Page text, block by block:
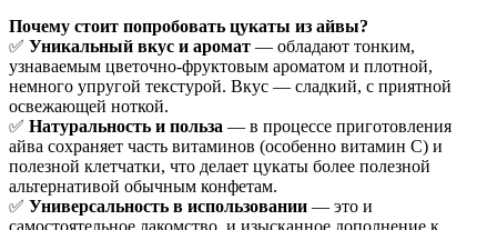
Почему стоит попробовать цукаты из айвы?
✅ Уникальный вкус и аромат — обладают тонким,
узнаваемым цветочно-фруктовым ароматом и плотной,
немного упругой текстурой. Вкус — сладкий, с приятной
освежающей ноткой.
✅ Натуральность и польза — в процессе приготовления
айва сохраняет часть витаминов (особенно витамин С) и
полезной клетчатки, что делает цукаты более полезной
альтернативой обычным конфетам.
✅ Универсальность в использовании — это и